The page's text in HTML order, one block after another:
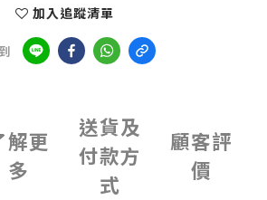
加入追蹤清單
解更
多
送貨及
付款方
式
顧客評
價